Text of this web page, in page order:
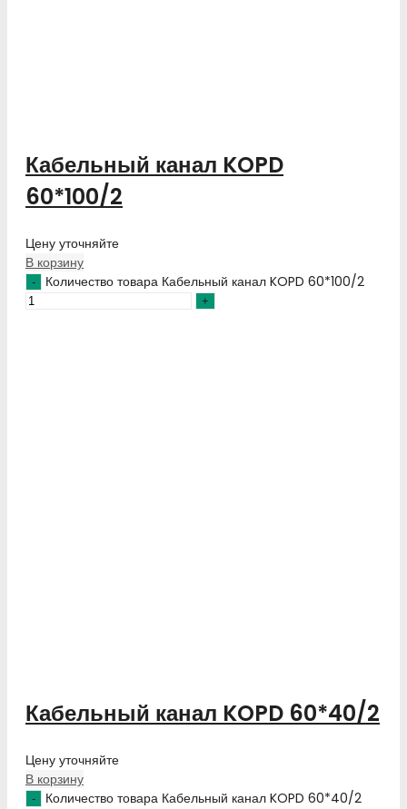
Кабельный канал KOPD
60*100/2
Цену уточняйте
В корзину
Количество товара Кабельный канал KOPD 60*100/2
Кабельный канал KOPD 60*40/2
Цену уточняйте
В корзину
Количество товара Кабельный канал KOPD 60*40/2